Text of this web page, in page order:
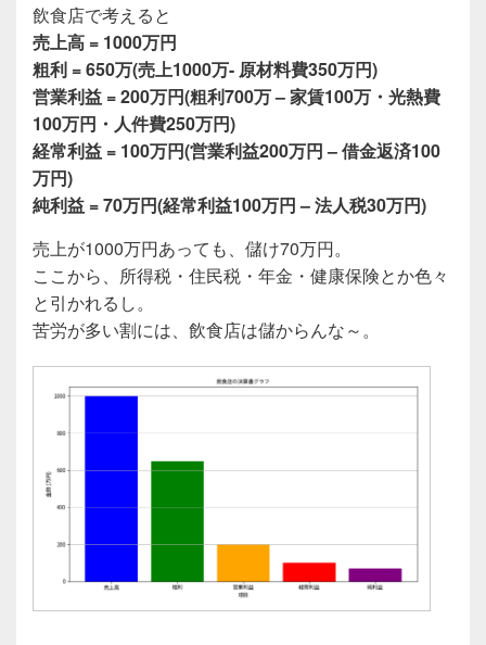
飲食店で考えると
売上高 = 1000万円
粗利 = 650万(売上1000万- 原材料費350万円)
営業利益 = 200万円(粗利700万 – 家賃100万・光熱費
100万円・人件費250万円)
経常利益 = 100万円(営業利益200万円 – 借金返済100
万円)
純利益 = 70万円(経常利益100万円 – 法人税30万円)
売上が1000万円あっても、儲け70万円。
ここから、所得税・住民税・年金・健康保険とか色々
と引かれるし。
苦労が多い割には、飲食店は儲からんな～。